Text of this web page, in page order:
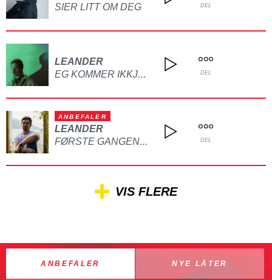
SIER LITT OM DEG
DEL
LEANDER
EG KOMMER IKKJE TILBAKE DEL
ANBEFALER
LEANDER
FØRSTE GANGEN VAR DEN SISTE DEL
VIS FLERE
ANBEFALER NYE LÅTER